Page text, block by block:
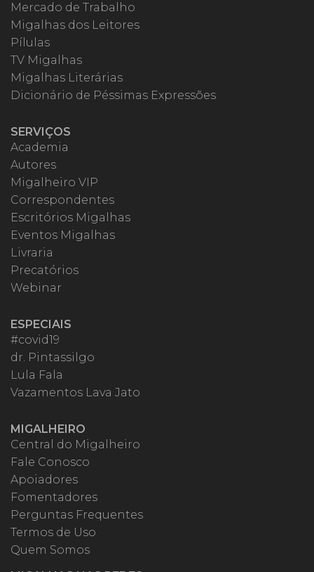
Mercado de Trabalho
Migalhas dos Leitores
Pílulas
TV Migalhas
Migalhas Literárias
Dicionário de Péssimas Expressões
SERVIÇOS
Academia
Autores
Migalheiro VIP
Correspondentes
Escritórios Migalhas
Eventos Migalhas
Livraria
Precatórios
Webinar
ESPECIAIS
#covid19
dr. Pintassilgo
Lula Fala
Vazamentos Lava Jato
MIGALHEIRO
Central do Migalheiro
Fale Conosco
Apoiadores
Fomentadores
Perguntas Frequentes
Termos de Uso
Quem Somos